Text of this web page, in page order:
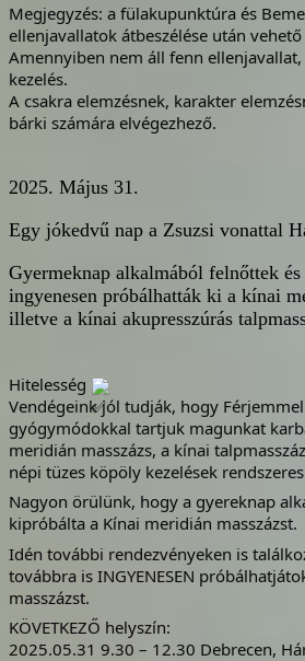
Megjegyzés: a fülakupunktúra és
ellenjavallatok átbeszélése után
Amennyiben nem áll fenn
kezelés.
A csakra elemzésnek, karakter
bárki számára elvégezhező.
2025. Május 31.
Egy jókedvű nap a Zsuzsi vonattal
Gyermeknap alkalmából felnőttek
ingyenesen próbálhatták ki a kínai
illetve a kínai akupresszúrás
Hitelesség
Vendégeink jól tudják, hogy
gyógymódokkal tartjuk magunkat
meridián masszázs, a kínai
népi tüzes köpöly kezelések
Nagyon örülünk, hogy a gyereknap
kipróbálta a Kínai meridián masszázst.
Idén további rendezvényeken is
továbbra is INGYENESEN
masszázst.
KÖVETKEZŐ helyszín:
2025.05.31 9.30 – 12.30 Debrecen,